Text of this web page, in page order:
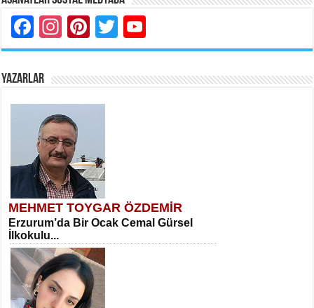
Facebook
Instagram
Pinterest
Twitter
YAZARLAR
MEHMET TOYGAR ÖZDEMİR
Erzurum’da Bir Ocak Cemal Gürsel
İlkokulu...